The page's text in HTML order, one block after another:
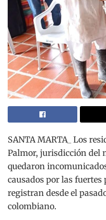
SANTA MARTA_ Los
Palmor, jurisdicción del
quedaron
causados por las fuertes
registran desde el
colombiano.